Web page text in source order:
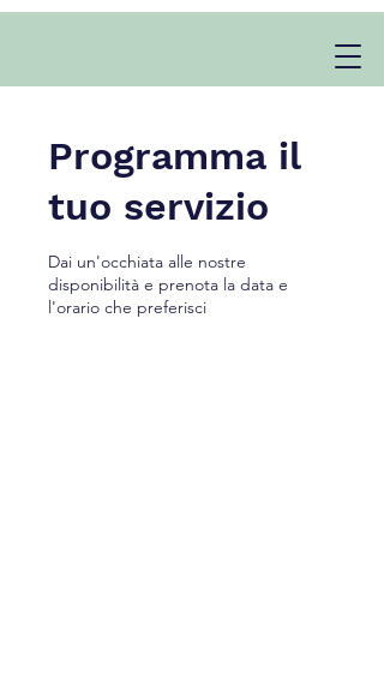
Programma il
tuo servizio
Dai un'occhiata alle nostre
disponibilità e prenota la data e
l'orario che preferisci